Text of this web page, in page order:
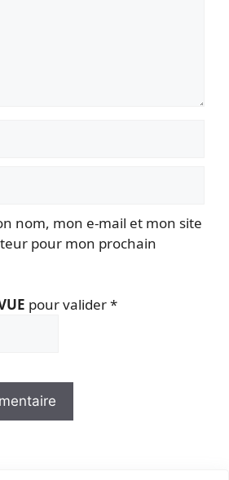
nom, mon e-mail et mon site
pour mon prochain
pour valider*